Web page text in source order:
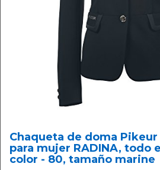
Chaqueta de doma
para mujer RADINA, todo
color - 80, tamaño marine